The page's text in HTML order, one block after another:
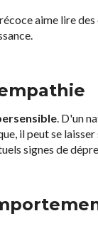
aime lire
. D'un
il peut se
signes de